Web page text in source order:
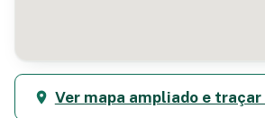
Ver mapa ampliado e